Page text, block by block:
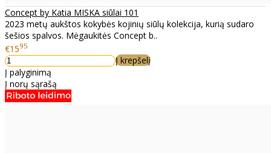
Concept by Katia MISKA siūlai 101
2023 metų aukštos kokybės kojinių siūlų kolekcija, kurią sudaro
šešios spalvos. Mėgaukitės Concept b..
€1595
Į krepšelį
Į palyginimą
Į norų sąrašą